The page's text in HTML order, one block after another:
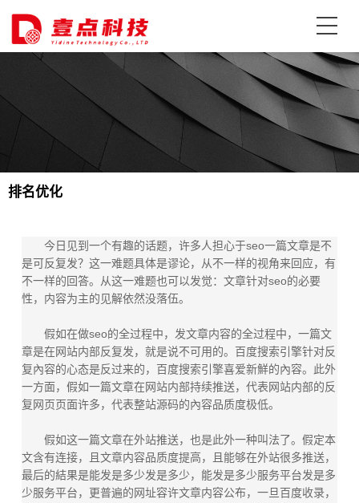
排名优化
今日见到一个有趣的话题，许多人担心于seo一篇文章是不
是可反复发？这一难题具体是谬论，从不一样的视角来回应，有
不一样的回答。从这一难题也可以发觉：文章针对seo的必要
性，内容为主的见解依然没落伍。
假如在做seo的全过程中，发文章内容的全过程中，一篇文
章是在网站内部反复发，就是说不可用的。百度搜索引擎针对反
复內容的心态是反过来的，百度搜索引擎喜爱新鮮的內容。此外
一方面，假如一篇文章在网站内部持续推送，代表网站内部的反
复网页页面许多，代表整站源码的內容品质度极低。
假如这一篇文章在外站推送，也是此外一种叫法了。假定本
文含有连接，且文章内容品质度提高，且能够在外站很多推送，
最后的結果是能发是多少发是多少，能发是多少服务平台发是多
少服务平台，更普遍的网址容许文章内容公布，一旦百度收录，